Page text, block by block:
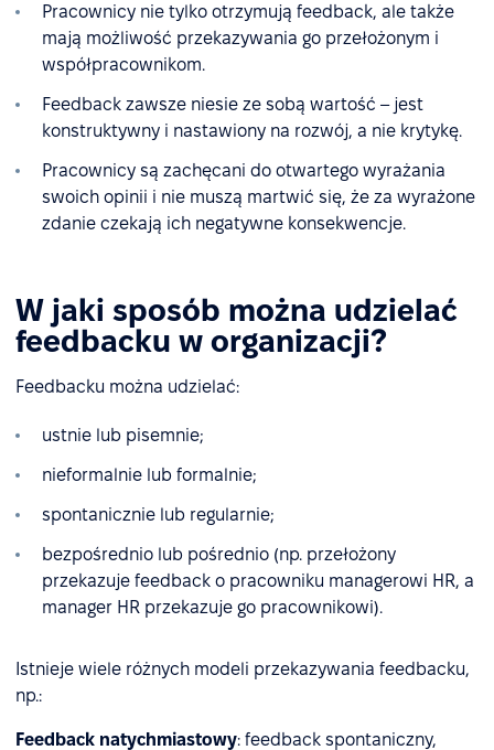
Pracownicy nie tylko otrzymują feedback, ale także
mają możliwość przekazywania go przełożonym i
współpracownikom.
Feedback zawsze niesie ze sobą wartość – jest
konstruktywny i nastawiony na rozwój, a nie krytykę.
Pracownicy są zachęcani do otwartego wyrażania
swoich opinii i nie muszą martwić się, że za wyrażone
zdanie czekają ich negatywne konsekwencje.
W jaki sposób można udzielać
feedbacku w organizacji?
Feedbacku można udzielać:
ustnie lub pisemnie;
nieformalnie lub formalnie;
spontanicznie lub regularnie;
bezpośrednio lub pośrednio (np. przełożony
przekazuje feedback o pracowniku managerowi HR, a
manager HR przekazuje go pracownikowi).
Istnieje wiele różnych modeli przekazywania feedbacku,
np.:
Feedback natychmiastowy: feedback spontaniczny,